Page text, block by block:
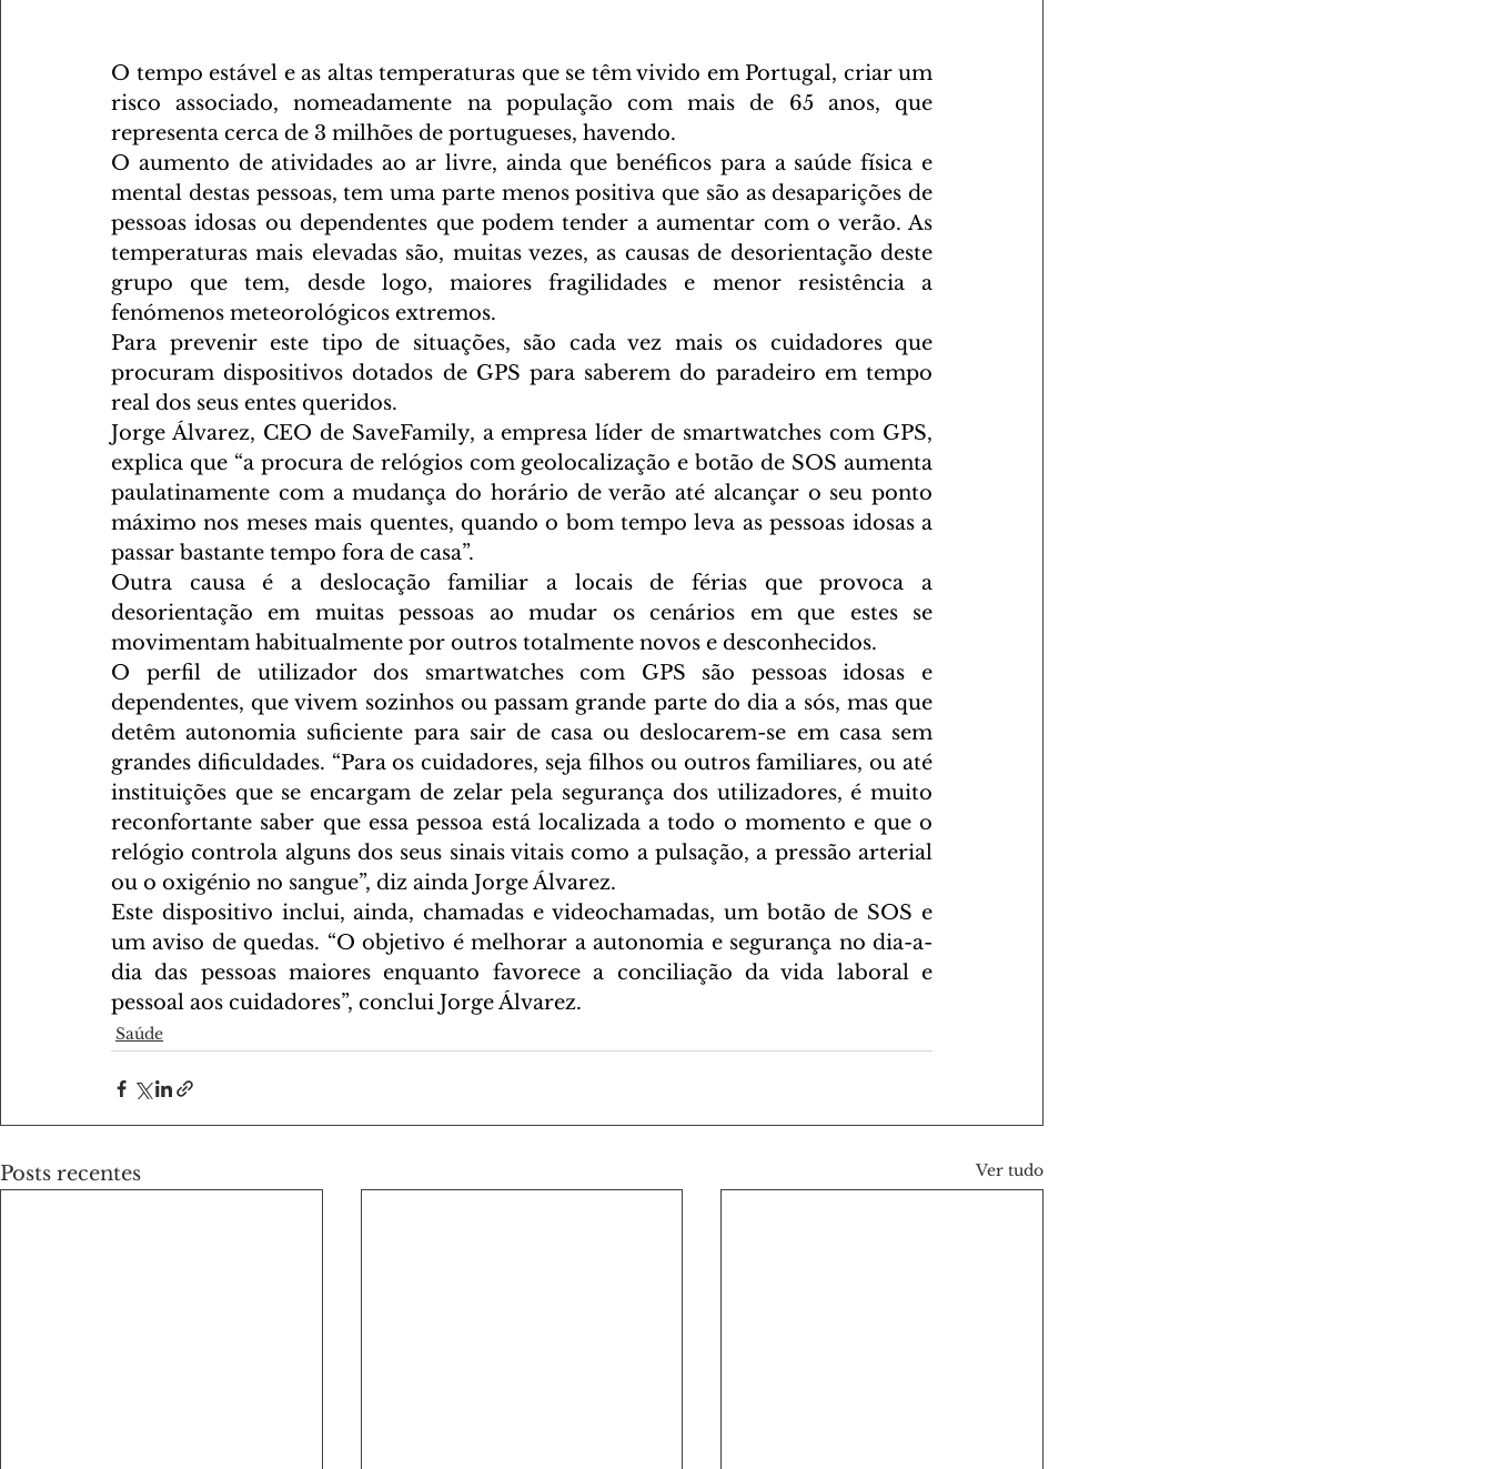
O tempo estável e as altas temperaturas que se têm vivido em Portugal, criar um
risco associado, nomeadamente na população com mais de 65 anos, que
representa cerca de 3 milhões de portugueses, havendo.
O aumento de atividades ao ar livre, ainda que benéficos para a saúde física e
mental destas pessoas, tem uma parte menos positiva que são as desaparições de
pessoas idosas ou dependentes que podem tender a aumentar com o verão. As
temperaturas mais elevadas são, muitas vezes, as causas de desorientação deste
grupo que tem, desde logo, maiores fragilidades e menor resistência a
fenómenos meteorológicos extremos.
Para prevenir este tipo de situações, são cada vez mais os cuidadores que
procuram dispositivos dotados de GPS para saberem do paradeiro em tempo
real dos seus entes queridos.
Jorge Álvarez, CEO de SaveFamily, a empresa líder de smartwatches com GPS,
explica que “a procura de relógios com geolocalização e botão de SOS aumenta
paulatinamente com a mudança do horário de verão até alcançar o seu ponto
máximo nos meses mais quentes, quando o bom tempo leva as pessoas idosas a
passar bastante tempo fora de casa”.
Outra causa é a deslocação familiar a locais de férias que provoca a
desorientação em muitas pessoas ao mudar os cenários em que estes se
movimentam habitualmente por outros totalmente novos e desconhecidos.
O perfil de utilizador dos smartwatches com GPS são pessoas idosas e
dependentes, que vivem sozinhos ou passam grande parte do dia a sós, mas que
detêm autonomia suficiente para sair de casa ou deslocarem-se em casa sem
grandes dificuldades. “Para os cuidadores, seja filhos ou outros familiares, ou até
instituições que se encargam de zelar pela segurança dos utilizadores, é muito
reconfortante saber que essa pessoa está localizada a todo o momento e que o
relógio controla alguns dos seus sinais vitais como a pulsação, a pressão arterial
ou o oxigénio no sangue”, diz ainda Jorge Álvarez.
Este dispositivo inclui, ainda, chamadas e videochamadas, um botão de SOS e
um aviso de quedas. “O objetivo é melhorar a autonomia e segurança no dia-a-
dia das pessoas maiores enquanto favorece a conciliação da vida laboral e
pessoal aos cuidadores”, conclui Jorge Álvarez.
Saúde
Posts recentes Ver tudo